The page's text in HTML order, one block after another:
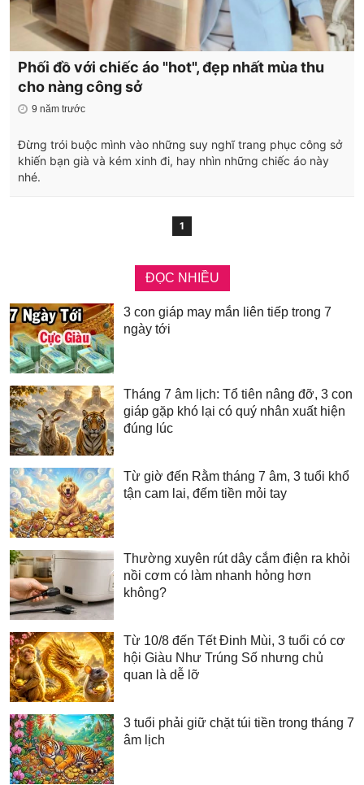
Phối đồ với chiếc áo "hot", đẹp nhất mùa thu
cho nàng công sở
9 năm trước
Đừng trói buộc mình vào những suy nghĩ trang phục công sở
khiến bạn già và kém xinh đi, hay nhìn những chiếc áo này
nhé.
1
ĐỌC NHIỀU
3 con giáp may mắn liên tiếp trong 7
ngày tới
Tháng 7 âm lịch: Tổ tiên nâng đỡ, 3 con
giáp gặp khó lại có quý nhân xuất hiện
đúng lúc
Từ giờ đến Rằm tháng 7 âm, 3 tuổi khổ
tận cam lai, đếm tiền mỏi tay
Thường xuyên rút dây cắm điện ra khỏi
nồi cơm có làm nhanh hỏng hơn
không?
Từ 10/8 đến Tết Đinh Mùi, 3 tuổi có cơ
hội Giàu Như Trúng Số nhưng chủ
quan là dễ lỡ
3 tuổi phải giữ chặt túi tiền trong tháng 7
âm lịch